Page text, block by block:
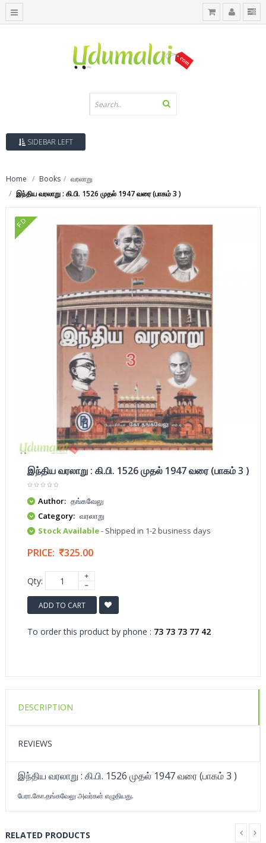
SIDEBAR LEFT
Home Books
வரலாறு
இந்திய வரலாறு : கி.பி. 1526 முதல் 1947 வரை (பாகம் 3 )
FD
இந்திய வரலாறு : கி.பி. 1526 முதல் 1947 வரை (பாகம் 3 )
Author: தங்கவேலு
Category: வரலாறு
Stock Available- Shipped in 1-2 business days
PRICE: 325.00
Qty:
ADD TO CART
To order this product by phone : 73 73 73 77 42
DESCRIPTION
REVIEWS
இந்திய வரலாறு : கி.பி. 1526 முதல் 1947 வரை (பாகம் 3 )
பேரா.கோ.தங்கவேலு அவர்கள் எழுதியது.
RELATED PRODUCTS